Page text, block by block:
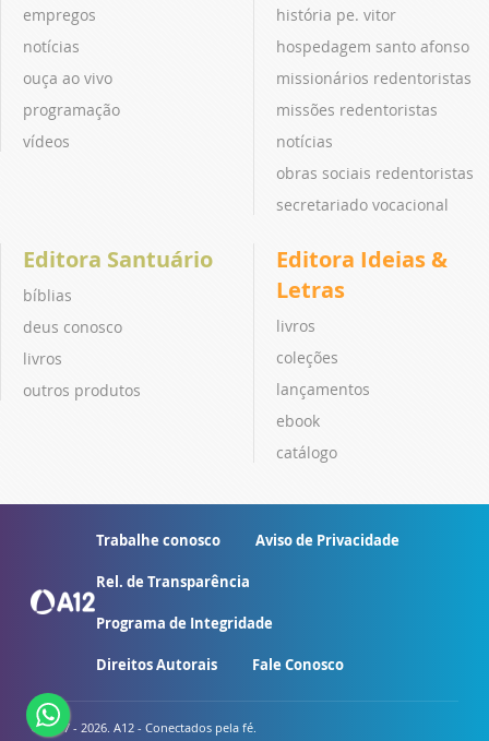
empregos
notícias
ouça ao vivo
programação
vídeos
história pe. vitor
hospedagem santo afonso
missionários redentoristas
missões redentoristas
notícias
obras sociais redentoristas
secretariado vocacional
Editora Santuário
bíblias
deus conosco
livros
outros produtos
Editora Ideias &
Letras
livros
coleções
lançamentos
ebook
catálogo
Trabalhe conosco Aviso de Privacidade
Rel. de Transparência
Programa de Integridade
Direitos Autorais Fale Conosco
© 2007 - 2026. A12 - Conectados pela fé.